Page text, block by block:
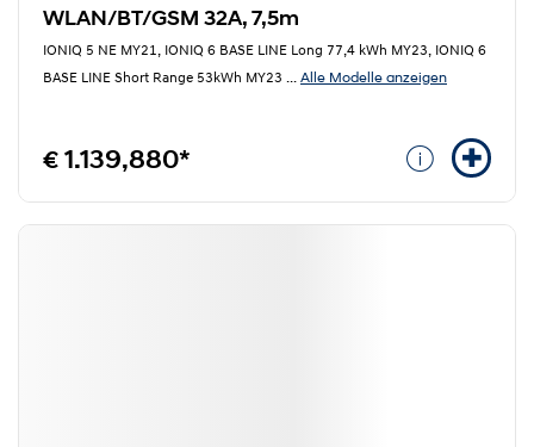
WLAN/BT/GSM 32A, 7,5m
IONIQ 5 NE MY21, IONIQ 6 BASE LINE Long 77,4 kWh MY23, IONIQ 6
BASE LINE Short Range 53kWh MY23 ... Alle Modelle anzeigen
€ 1.139,880*